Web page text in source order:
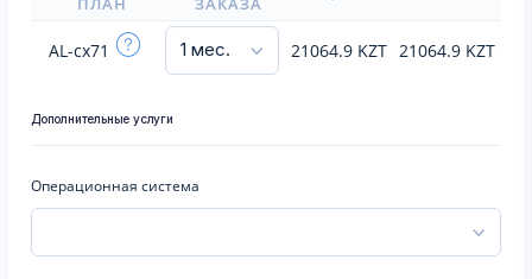
AL-cx71 21064.9 KZT 21064.9 KZT
Дополнительные услуги
Операционная система